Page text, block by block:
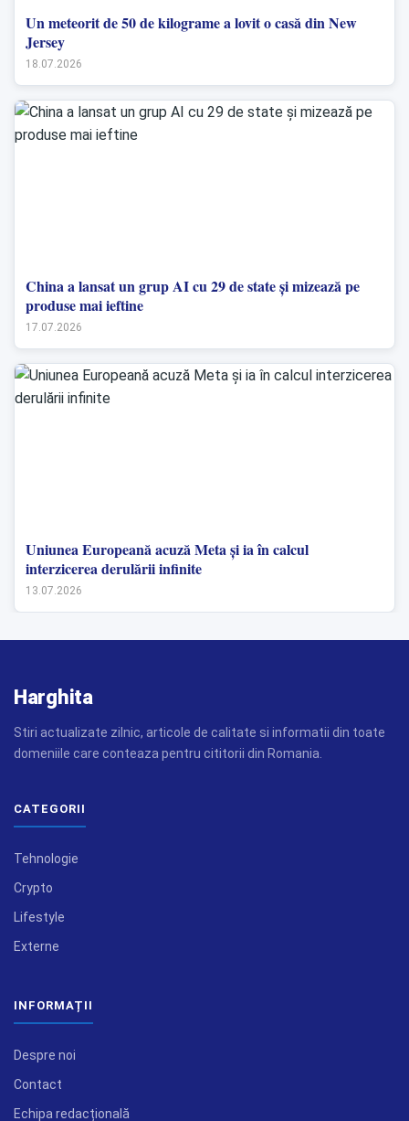
Un meteorit de 50 de kilograme a lovit o casă din New
Jersey
18.07.2026
China a lansat un grup AI cu 29 de state și mizează pe
produse mai ieftine
17.07.2026
Uniunea Europeană acuză Meta și ia în calcul
interzicerea derulării infinite
13.07.2026
Harghita
Stiri actualizate zilnic, articole de calitate si informatii din toate
domeniile care conteaza pentru cititorii din Romania.
CATEGORII
Tehnologie
Crypto
Lifestyle
Externe
INFORMAȚII
Despre noi
Contact
Echipa redacțională